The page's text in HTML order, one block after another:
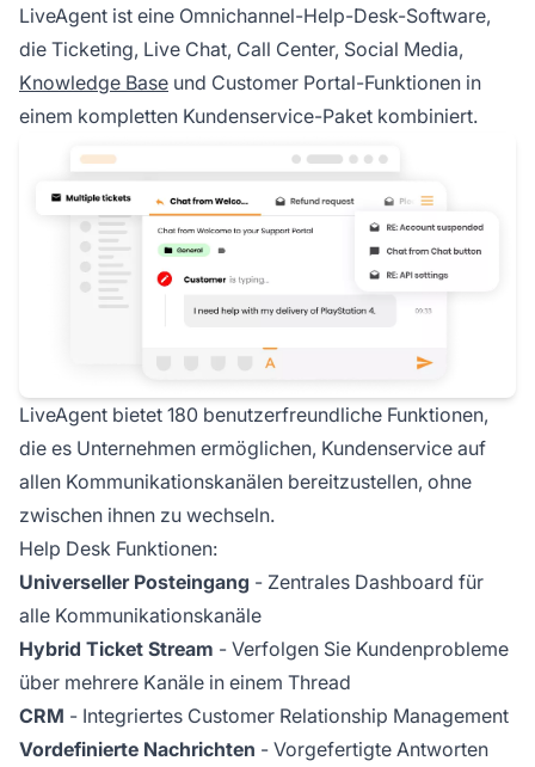
LiveAgent ist eine Omnichannel-Help-Desk-Software,
die Ticketing, Live Chat, Call Center, Social Media,
Knowledge Base und Customer Portal-Funktionen in
einem kompletten Kundenservice-Paket kombiniert.
LiveAgent bietet 180 benutzerfreundliche Funktionen,
die es Unternehmen ermöglichen, Kundenservice auf
allen Kommunikationskanälen bereitzustellen, ohne
zwischen ihnen zu wechseln.
Help Desk Funktionen:
Universeller Posteingang - Zentrales Dashboard für
alle Kommunikationskanäle
Hybrid Ticket Stream - Verfolgen Sie Kundenprobleme
über mehrere Kanäle in einem Thread
CRM - Integriertes Customer Relationship Management
Vordefinierte Nachrichten - Vorgefertigte Antworten